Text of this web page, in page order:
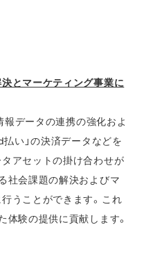
とマーケティング事業に
データの連携の強化およ
い」の決済データなどを
アセットの掛け合わせが
社会課題の解決およびマ
うことができます。これ
体験の提供に貢献します。